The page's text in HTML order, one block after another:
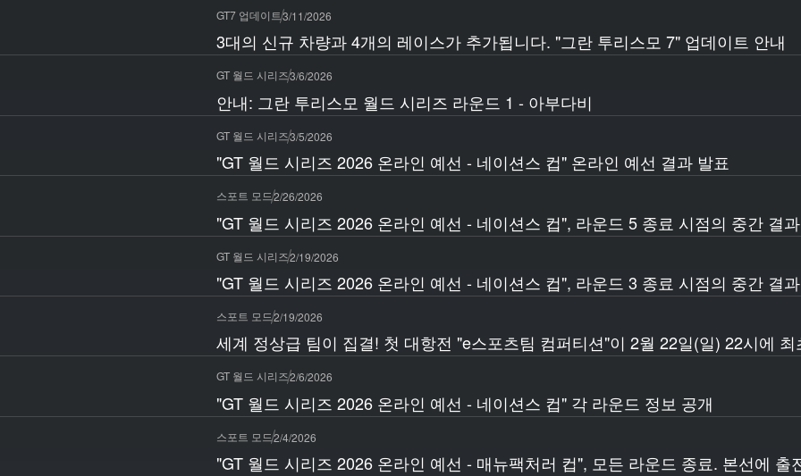
GT7 업데이트3/11/2026
3대의 신규 차량과 4개의 레이스가 추가됩니다. "그란 투리스모 7" 업데이트 안내
GT 월드 시리즈3/6/2026
안내: 그란 투리스모 월드 시리즈 라운드 1 - 아부다비
GT 월드 시리즈3/5/2026
"GT 월드 시리즈 2026 온라인 예선 - 네이션스 컵" 온라인 예선 결과 발표
스포트 모드2/26/2026
"GT 월드 시리즈 2026 온라인 예선 - 네이션스 컵", 라운드 5 종료 시점의 중간 결
GT 월드 시리즈2/19/2026
"GT 월드 시리즈 2026 온라인 예선 - 네이션스 컵", 라운드 3 종료 시점의 중간 결
스포트 모드2/19/2026
세계 정상급 팀이 집결! 첫 대항전 "e스포츠팀 컴퍼티션"이 2월 22일(일) 22시에
GT 월드 시리즈2/6/2026
"GT 월드 시리즈 2026 온라인 예선 - 네이션스 컵" 각 라운드 정보 공개
스포트 모드2/4/2026
"GT 월드 시리즈 2026 온라인 예선 - 매뉴팩처러 컵", 모든 라운드 종료. 본선에 출